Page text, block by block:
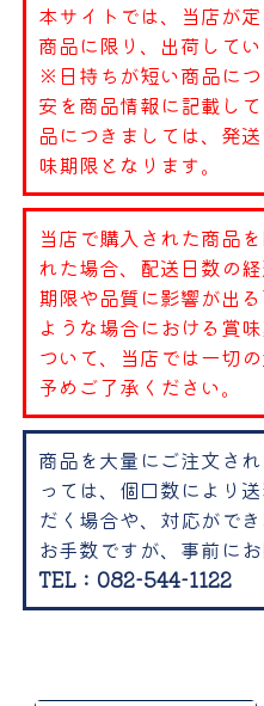
本サイトでは、当店が
商品に限り、出荷してい
※日持ちが短い商品に
安を商品情報に記載し
品につきましては、発
味期限となります。
当店で購入された商品
れた場合、配送日数の
期限や品質に影響が出
ような場合における賞
ついて、当店では一切
予めご了承ください。
商品を大量にご注文さ
っては、個口数により
だく場合や、対応がで
お手数ですが、事前に
TEL：082-544-1122